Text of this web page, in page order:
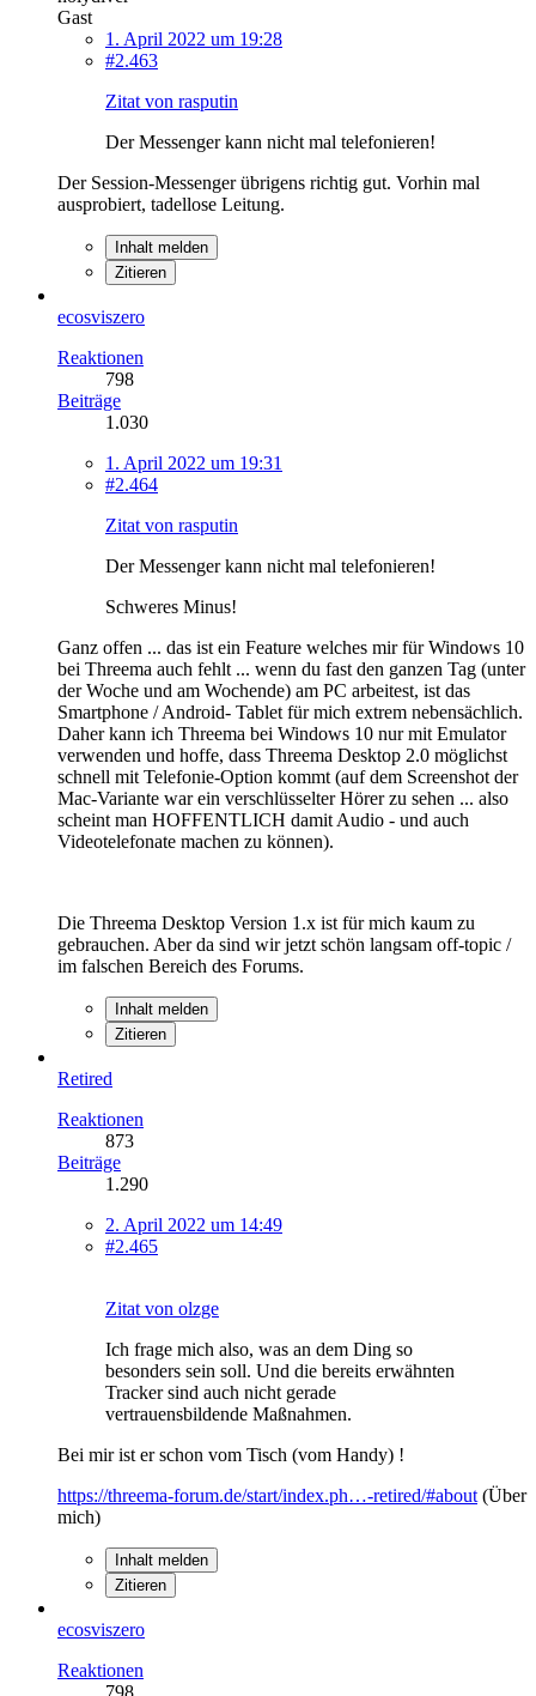
Gast
1. April 2022 um 19:28
#2.463
Zitat von rasputin
Der Messenger kann nicht mal telefonieren!
Der Session-Messenger übrigens richtig gut. Vorhin mal
ausprobiert, tadellose Leitung.
Inhalt melden
Zitieren
ecosviszero
Reaktionen
798
Beiträge
1.030
1. April 2022 um 19:31
#2.464
Zitat von rasputin
Der Messenger kann nicht mal telefonieren!
Schweres Minus!
Ganz offen ... das ist ein Feature welches mir für Windows 10
bei Threema auch fehlt ... wenn du fast den ganzen Tag (unter
der Woche und am Wochende) am PC arbeitest, ist das
Smartphone / Android- Tablet für mich extrem nebensächlich.
Daher kann ich Threema bei Windows 10 nur mit Emulator
verwenden und hoffe, dass Threema Desktop 2.0 möglichst
schnell mit Telefonie-Option kommt (auf dem Screenshot der
Mac-Variante war ein verschlüsselter Hörer zu sehen ... also
scheint man HOFFENTLICH damit Audio - und auch
Videotelefonate machen zu können).
Die Threema Desktop Version 1.x ist für mich kaum zu
gebrauchen. Aber da sind wir jetzt schön langsam off-topic /
im falschen Bereich des Forums.
Inhalt melden
Zitieren
Retired
Reaktionen
873
Beiträge
1.290
2. April 2022 um 14:49
#2.465
Zitat von olzge
Ich frage mich also, was an dem Ding so
besonders sein soll. Und die bereits erwähnten
Tracker sind auch nicht gerade
vertrauensbildende Maßnahmen.
Bei mir ist er schon vom Tisch (vom Handy) !
https://threema-forum.de/start/index.ph…-retired/#about (Über
mich)
Inhalt melden
Zitieren
ecosviszero
Reaktionen
798